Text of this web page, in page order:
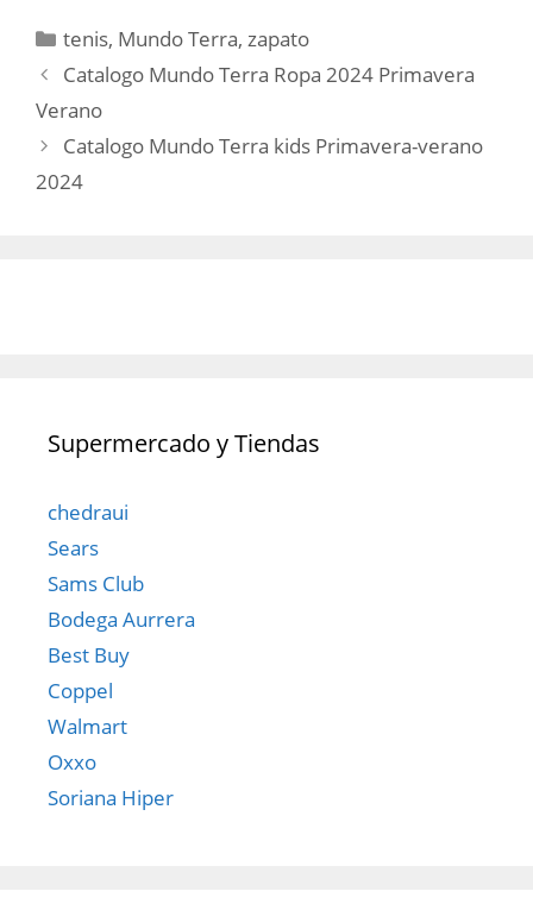
Categorías
tenis, Mundo Terra,zapato
Catalogo Mundo Terra Ropa 2024 Primavera
Verano
Catalogo Mundo Terra kids Primavera-verano
2024
Supermercado y Tiendas
chedraui
Sears
Sams Club
Bodega Aurrera
Best Buy
Coppel
Walmart
Oxxo
Soriana Hiper